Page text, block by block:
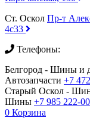
Ст. Оскол Пр-т
4с33
Телефоны:
Белгород - Шины и
Автозапчасти +7
Старый Оскол -
Шины +7 985 222-
0 Корзина